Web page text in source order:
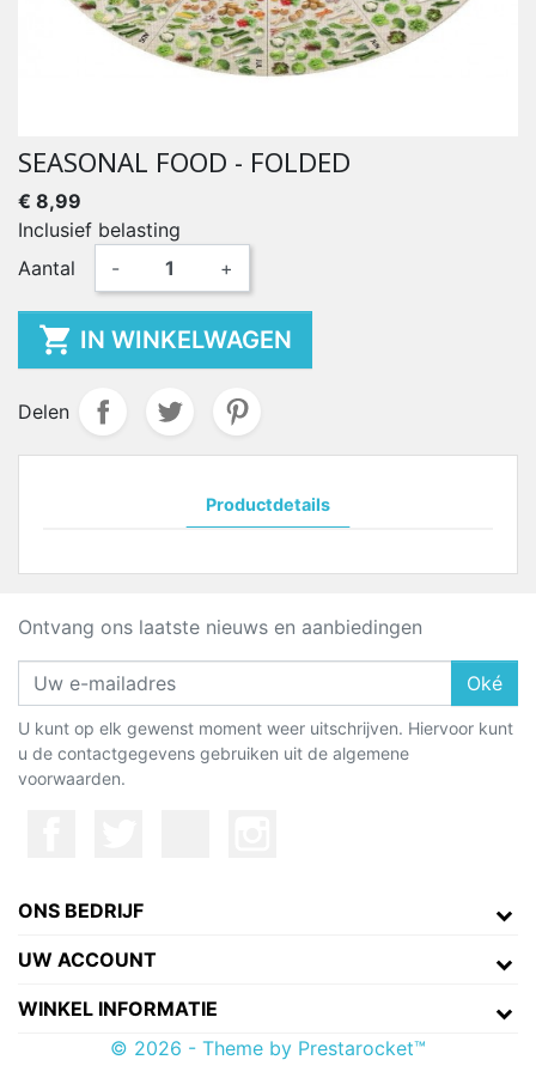
SEASONAL FOOD - FOLDED
€ 8,99
Inclusief belasting
Aantal
- +
 IN WINKELWAGEN
Delen
Productdetails
Ontvang ons laatste nieuws en aanbiedingen
Oké
U kunt op elk gewenst moment weer uitschrijven. Hiervoor kunt
u de contactgegevens gebruiken uit de algemene
voorwaarden.
ONS BEDRIJF
UW ACCOUNT
WINKEL INFORMATIE
© 2026 - Theme by Prestarocket™